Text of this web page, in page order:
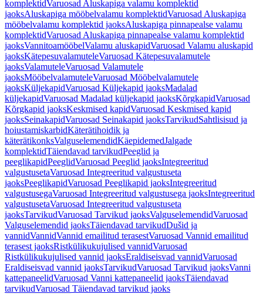
komplektidVaruosad Aluskapiga valamu komplektid
jaoksAluskapiga mööbelvalamu komplektidVaruosad Aluskapiga
mööbelvalamu komplektid jaoksAluskapiga pinnapealse valamu
komplektidVaruosad Aluskapiga pinnapealse valamu komplektid
jaoksVannitoamööbelValamu aluskapidVaruosad Valamu aluskapid
jaoksKätepesuvalamuteleVaruosad Kätepesuvalamutele
jaoksValamuteleVaruosad Valamutele
jaoksMööbelvalamuteleVaruosad Mööbelvalamutele
jaoksKüljekapidVaruosad Küljekapid jaoksMadalad
küljekapidVaruosad Madalad küljekapid jaoksKõrgkapidVaruosad
Kõrgkapid jaoksKeskmised kapidVaruosad Keskmised kapid
jaoksSeinakapidVaruosad Seinakapid jaoksTarvikudSahtlisisud ja
hoiustamiskarbidKäterätihoidik ja
käterätikonksValguselemendidKäepidemedJalgade
komplektidTäiendavad tarvikudPeeglid ja
peeglikapidPeeglidVaruosad Peeglid jaoksIntegreeritud
valgustusetaVaruosad Integreeritud valgustuseta
jaoksPeeglikapidVaruosad Peeglikapid jaoksIntegreeritud
valgustusegaVaruosad Integreeritud valgustusega jaoksIntegreeritud
valgustusetaVaruosad Integreeritud valgustuseta
jaoksTarvikudVaruosad Tarvikud jaoksValguselemendidVaruosad
Valguselemendid jaoksTäiendavad tarvikudDušid ja
vannidVannidVannid emailitud terasestVaruosad Vannid emailitud
terasest jaoksRistkülikukujulised vannidVaruosad
Ristkülikukujulised vannid jaoksEraldiseisvad vannidVaruosad
Eraldiseisvad vannid jaoksTarvikudVaruosad Tarvikud jaoksVanni
kattepaneelidVaruosad Vanni kattepaneelid jaoksTäiendavad
tarvikudVaruosad Täiendavad tarvikud jaoks